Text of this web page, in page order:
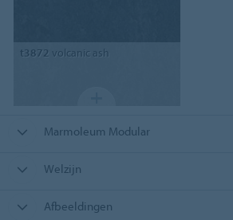
t3872 volcanic ash
Marmoleum Modular
Welzijn
Afbeeldingen